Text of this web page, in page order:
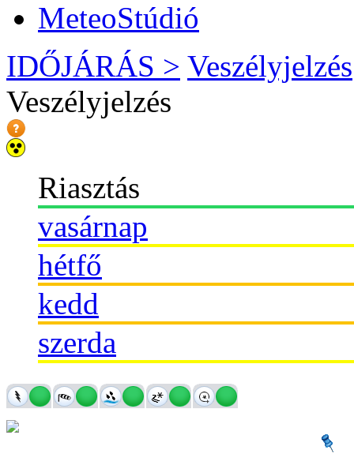
MeteoStúdió
IDŐJÁRÁS > Veszélyjelzés
Veszélyjelzés
Riasztás
vasárnap
hétfő
kedd
szerda